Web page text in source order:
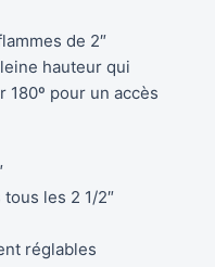
de 2″
hauteur qui
180º pour un accès
les 2 1/2″
réglables